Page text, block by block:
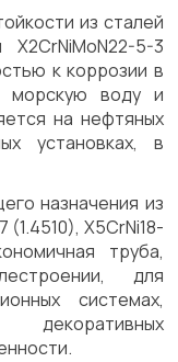
из сталей
5-3
к коррозии в
морскую воду и
на нефтяных
установках, в
назначения из
(1.4510), X5CrNi18-
труба,
для
системах,
декоративных